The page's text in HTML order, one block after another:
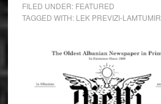
FILED UNDER: FEATURED
TAGGED WITH: LEK PREVIZI-